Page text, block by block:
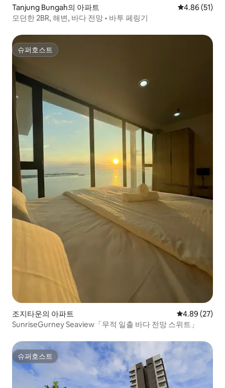
Tanjung Bungah의 아파트 평점 4.86점
4.86 (51)
모던한 2BR, 해변, 바다 전망 • 바투 페링기
슈퍼호스트
슈퍼호스트
조지타운의 아파트 평점 4.89점(5
4.89 (27)
SunriseGurney Seaview「무적 일출 바다 전망 스위트」
슈퍼호스트
슈퍼호스트